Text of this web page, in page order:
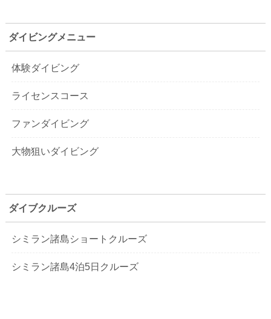
ダイビングメニュー
体験ダイビング
ライセンスコース
ファンダイビング
大物狙いダイビング
ダイブクルーズ
シミラン諸島ショートクルーズ
シミラン諸島4泊5日クルーズ